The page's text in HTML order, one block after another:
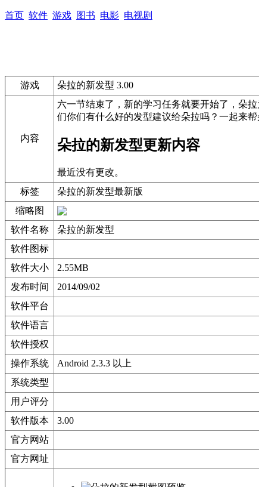
首页 软件 游戏 图书 电影 电视剧
游戏 朵拉的新发型 3.00
内容
六一节结束了，新的学习任务就要开始了，朵
们你们有什么好的发型建议给朵拉吗？一起来
朵拉的新发型更新内容
最近没有更改。
标签
朵拉的新发型最新版
缩略图
软件名称
朵拉的新发型
软件图标
软件大小
2.55MB
发布时间
2014/09/02
软件平台
软件语言
软件授权
操作系统
Android 2.3.3 以上
系统类型
用户评分
软件版本
3.00
官方网站
官方网址